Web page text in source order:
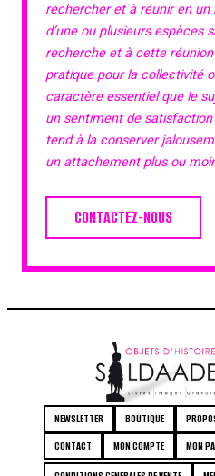
rechercher et à réunir en un
d’une ou plusieurs espèces
recherche et à cette
pratique pour la collectivité
caractère essentiel que le
un sentiment de
tend à la conserver
un attachement plus ou
CONTACTEZ-NOUS
NEWSLETTER BOUTIQUE
CONTACT
MON COMPTE MON